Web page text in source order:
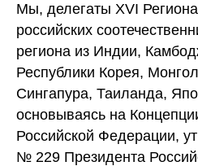
Мы, делегаты XVI
российских
региона из Индии,
Республики Корея,
Сингапура, Таиланда,
основываясь на
Российской Федерации,
№ 229 Президента